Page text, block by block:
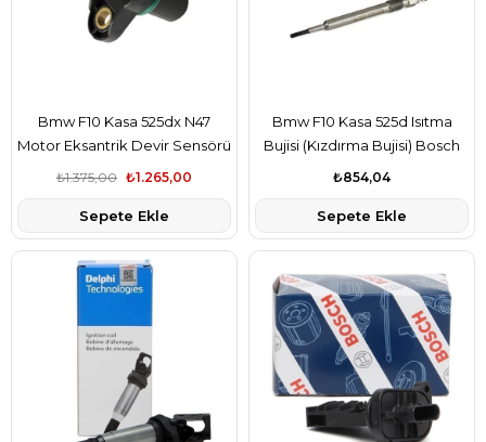
Bmw F10 Kasa 525dx N47
Motor Eksantrik Devir Sensörü
Fae Marka 13627803093-1
₺1.265,00
₺1.375,00
Sepete Ekle
Bmw F10 Kasa 525d Isıtma
Bujisi (Kızdırma Bujisi) Bosch
Marka 12230035934
₺854,04
Sepete Ekle